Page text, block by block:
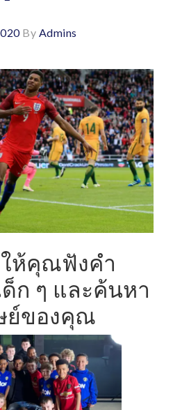
By Admins
ห้คุณฟังคำ
ก ๆ และค้นหา
ย์ของคุณ